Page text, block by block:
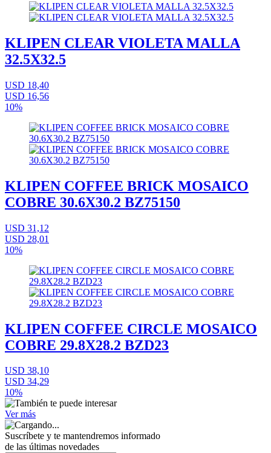
KLIPEN CLEAR VIOLETA MALLA
32.5X32.5
USD 18,40
USD 16,56
10%
KLIPEN COFFEE BRICK MOSAICO
COBRE 30.6X30.2 BZ75150
USD 31,12
USD 28,01
10%
KLIPEN COFFEE CIRCLE MOSAICO
COBRE 29.8X28.2 BZD23
USD 38,10
USD 34,29
10%
Ver más
Suscríbete y te mantendremos informado
de las últimas novedades